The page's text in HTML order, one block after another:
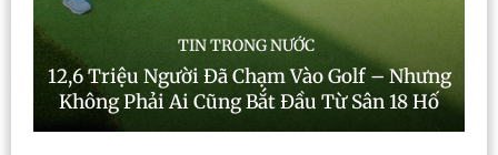
TIN TRONG NƯỚC
12,6 Triệu Người Đã Chạm Vào Golf – Nhưng
Không Phải Ai Cũng Bắt Đầu Từ Sân 18 Hố